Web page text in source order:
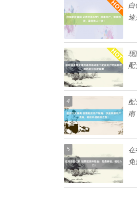
白
现
配
4
南
5
在